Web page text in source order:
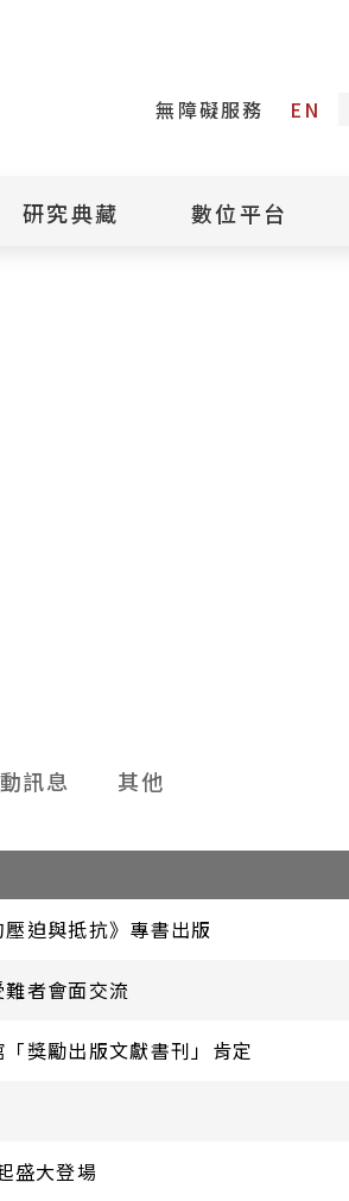
無障礙服務 EN
搜
研究典藏 數位平台
訊息 其他
迫與抵抗》專書出版
者會面交流
獎勵出版文獻書刊」肯定
盛大登場